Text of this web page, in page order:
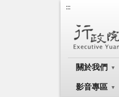
:::
關於我們
影音專區